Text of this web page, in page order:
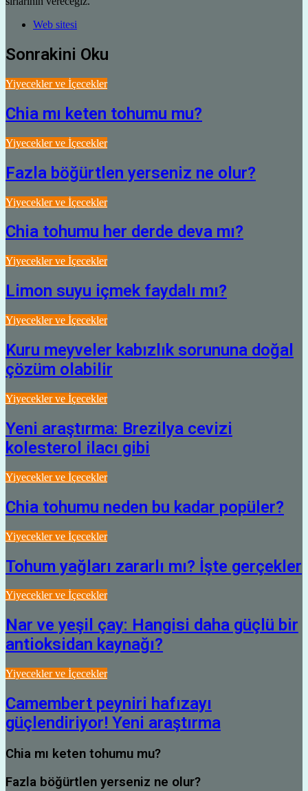
Web sitesi
Sonrakini Oku
Yiyecekler ve İçecekler
Chia mı keten tohumu mu?
Yiyecekler ve İçecekler
Fazla böğürtlen yerseniz ne olur?
Yiyecekler ve İçecekler
Chia tohumu her derde deva mı?
Yiyecekler ve İçecekler
Limon suyu içmek faydalı mı?
Yiyecekler ve İçecekler
Kuru meyveler kabızlık sorununa doğal
çözüm olabilir
Yiyecekler ve İçecekler
Yeni araştırma: Brezilya cevizi
kolesterol ilacı gibi
Yiyecekler ve İçecekler
Chia tohumu neden bu kadar popüler?
Yiyecekler ve İçecekler
Tohum yağları zararlı mı? İşte gerçekler
Yiyecekler ve İçecekler
Nar ve yeşil çay: Hangisi daha güçlü bir
antioksidan kaynağı?
Yiyecekler ve İçecekler
Camembert peyniri hafızayı
güçlendiriyor! Yeni araştırma
Chia mı keten tohumu mu?
Fazla böğürtlen yerseniz ne olur?